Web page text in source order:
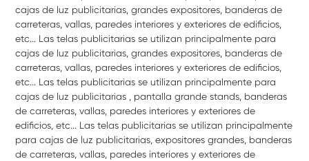
cajas de luz publicitarias, grandes expositores, banderas de
carreteras, vallas, paredes interiores y exteriores de edificios,
etc... Las telas publicitarias se utilizan principalmente para
cajas de luz publicitarias, grandes expositores, banderas de
carreteras, vallas, paredes interiores y exteriores de edificios,
etc... Las telas publicitarias se utilizan principalmente para
cajas de luz publicitarias , pantalla grande stands, banderas
de carreteras, vallas, paredes interiores y exteriores de
edificios, etc... Las telas publicitarias se utilizan principalmente
para cajas de luz publicitarias, expositores grandes, banderas
de carreteras, vallas, paredes interiores y exteriores de